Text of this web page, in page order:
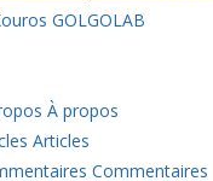
À propos
Articles
Commentaires